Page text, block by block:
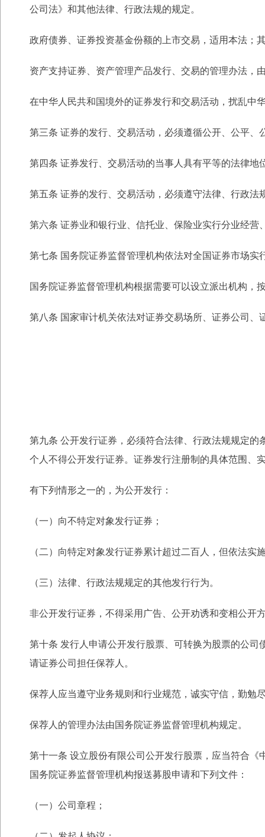
公司法》和其他法律、行政法规的规定。
政府债券、证券投资基金份额的上市交易，适用本法；
资产支持证券、资产管理产品发行、交易的管理办法，
在中华人民共和国境外的证券发行和交易活动，扰乱中
第三条 证券的发行、交易活动，必须遵循公开、公平、
第四条 证券发行、交易活动的当事人具有平等的法律地
第五条 证券的发行、交易活动，必须遵守法律、行政法
第六条 证券业和银行业、信托业、保险业实行分业经
第七条 国务院证券监督管理机构依法对全国证券市场实
国务院证券监督管理机构根据需要可以设立派出机构，
第八条 国家审计机关依法对证券交易场所、证券公司、
第九条 公开发行证券，必须符合法律、行政法规规定
个人不得公开发行证券。证券发行注册制的具体范围、
有下列情形之一的，为公开发行：
（一）向不特定对象发行证券；
（二）向特定对象发行证券累计超过二百人，但依法实
（三）法律、行政法规规定的其他发行行为。
非公开发行证券，不得采用广告、公开劝诱和变相公开
第十条 发行人申请公开发行股票、可转换为股票的公
请证券公司担任保荐人。
保荐人应当遵守业务规则和行业规范，诚实守信，勤勉
保荐人的管理办法由国务院证券监督管理机构规定。
第十一条 设立股份有限公司公开发行股票，应当符合
国务院证券监督管理机构报送募股申请和下列文件：
（一）公司章程；